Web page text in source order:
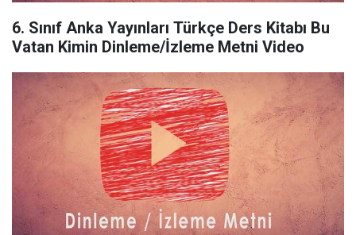
6. Sınıf Anka Yayınları Türkçe Ders Kitabı Bu
Vatan Kimin Dinleme/İzleme Metni Video